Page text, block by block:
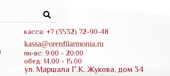
касса: +7 (3532) 72-90-48
kassa@orenfilarmonia.ru
пн-вс: 9:00 - 20:00
обед: 14.00 - 15.00
ул. Маршала Г.К. Жукова, дом 34